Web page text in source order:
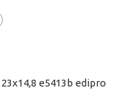
e5413b edipro